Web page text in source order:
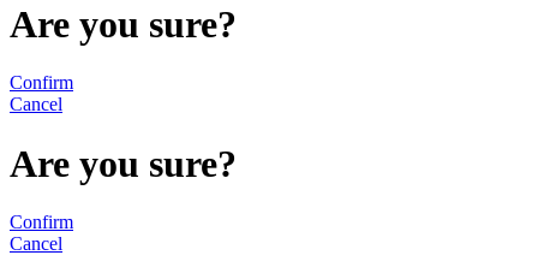
Are you sure?
Confirm
Cancel
Are you sure?
Confirm
Cancel